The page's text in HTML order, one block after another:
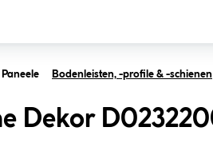
Bodenleisten, -profile & -schienen
Dekor